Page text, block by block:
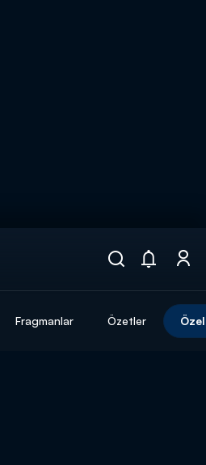
Fragmanlar Özetler